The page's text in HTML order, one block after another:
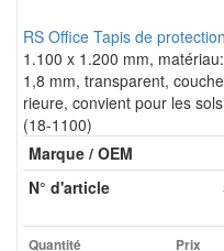
RS Office Tapis de
1.100 x 1.200 mm,
1,8 mm, transparent,
rieure, convient pour les
(18-1100)
Marque / OEM
N° d'article
Quantité
Prix